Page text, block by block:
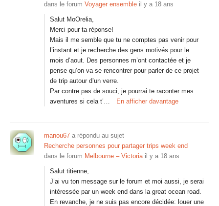
dans le forum Voyager ensemble il y a 18 ans
Salut MoOrelia,
Merci pour ta réponse!
Mais il me semble que tu ne comptes pas venir pour
l’instant et je recherche des gens motivés pour le
mois d’aout. Des personnes m’ont contactée et je
pense qu’on va se rencontrer pour parler de ce projet
de trip autour d’un verre.
Par contre pas de souci, je pourrai te raconter mes
aventures si cela t’…
En afficher davantage
manou67 a répondu au sujet
Recherche personnes pour partager trips week end
dans le forum Melbourne – Victoria il y a 18 ans
Salut titienne,
J’ai vu ton message sur le forum et moi aussi, je serai
intéressée par un week end dans la great ocean road.
En revanche, je ne suis pas encore décidée: louer une